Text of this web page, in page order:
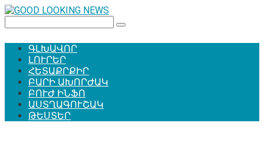
Перейти
контенту
ԳԼԽԱՎՈՐ
ԼՈՒՐԵՐ
ՀԵՏԱՔՐՔԻՐ
ԲԱՐԻ ԱԽՈՐԺԱԿ
ԲՈՒԺ ԻՆՖՈ
ԱՍՏՂԱԳՈՒՇԱԿ
ԹԵՍՏԵՐ